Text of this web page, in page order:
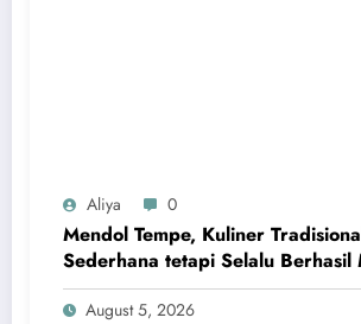
Aliya 0
Mendol Tempe, Kuliner
Sederhana tetapi Selalu Berhasil
Hati
August 5, 2026